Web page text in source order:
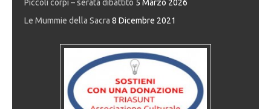
Piccoli corpi – serata dibattito 5 Marzo 2026
Le Mummie della Sacra 8 Dicembre 2021